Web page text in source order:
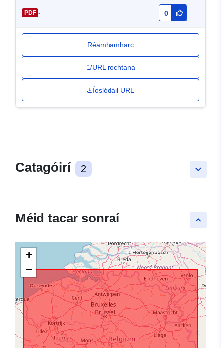
PDF - 0
Réamhamharc
URL rochtana
Íoslódáil URL
keyboard_arrow_down
Catagóirí 2
keyboard_arrow_up
Méid tacar sonraí
+
−